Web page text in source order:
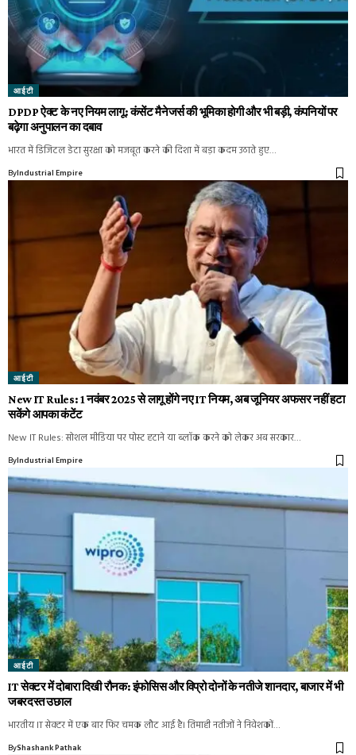
आईटी
DPDP ऐक्ट के नए नियम लागू: कंसेंट मैनेजर्स की भूमिका होगी और भी बड़ी, कंपनियों पर
बढ़ेगा अनुपालन का दबाव
भारत में डिजिटल डेटा सुरक्षा को मजबूत करने की दिशा में बड़ा कदम उठाते हुए…
ByIndustrial Empire
आईटी
New IT Rules: 1 नवंबर 2025 से लागू होंगे नए IT नियम, अब जूनियर अफसर नहीं हटा
सकेंगे आपका कंटेंट
New IT Rules: सोशल मीडिया पर पोस्ट हटाने या ब्लॉक करने को लेकर अब सरकार…
ByIndustrial Empire
आईटी
IT सेक्टर में दोबारा दिखी रौनक: इंफोसिस और विप्रो दोनों के नतीजे शानदार, बाजार में भी
जबरदस्त उछाल
भारतीय IT सेक्टर में एक बार फिर चमक लौट आई है। तिमाही नतीजों ने निवेशकों…
ByShashank Pathak